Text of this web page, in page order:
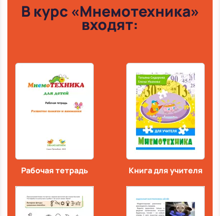
В курс «Мнемотехника»
входят:
Книга для учителя
Рабочая тетрадь